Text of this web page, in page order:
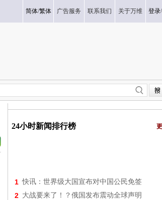
简体/繁体 广告服务 联系我们 关于万维 登录/
24小时新闻排行榜
1 快讯：世界级大国宣布对中国公民免签
2 大战要来了！？俄国发布震动全球声明